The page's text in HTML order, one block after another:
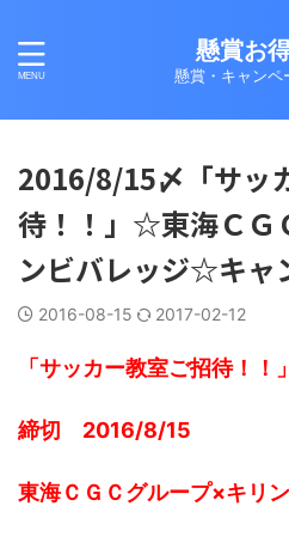
懸賞お
懸賞・キャンペ
2016/8/15〆「サッ
待！！」☆東海ＣＧ
ンビバレッジ☆キャ
2016-08-15 2017-02-12
「サッカー教室ご招待！！」
締切 2016/8/15
東海ＣＧＣグループ×キリ